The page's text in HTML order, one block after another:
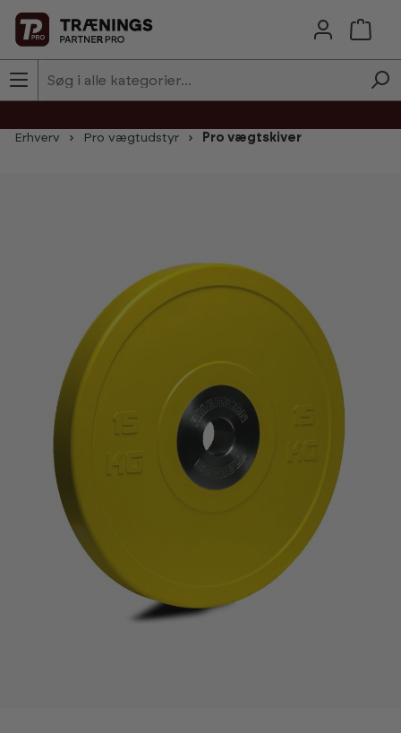
Skip to main content
Erhverv Pro vægtudstyr Pro vægtskiver